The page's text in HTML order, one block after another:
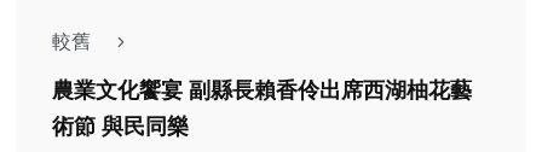
較舊
農業文化饗宴 副縣長賴香伶出席西湖柚花藝
術節 與民同樂
宗教